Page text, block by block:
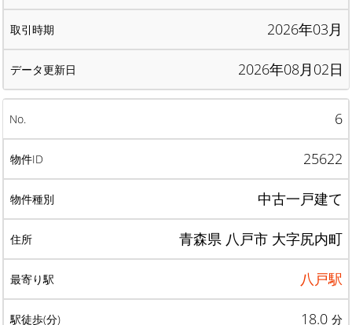
2026年03月
2026年08月02日
6
25622
中古一戸建て
青森県 八戸市 大字尻内町
八戸駅
18.0 分